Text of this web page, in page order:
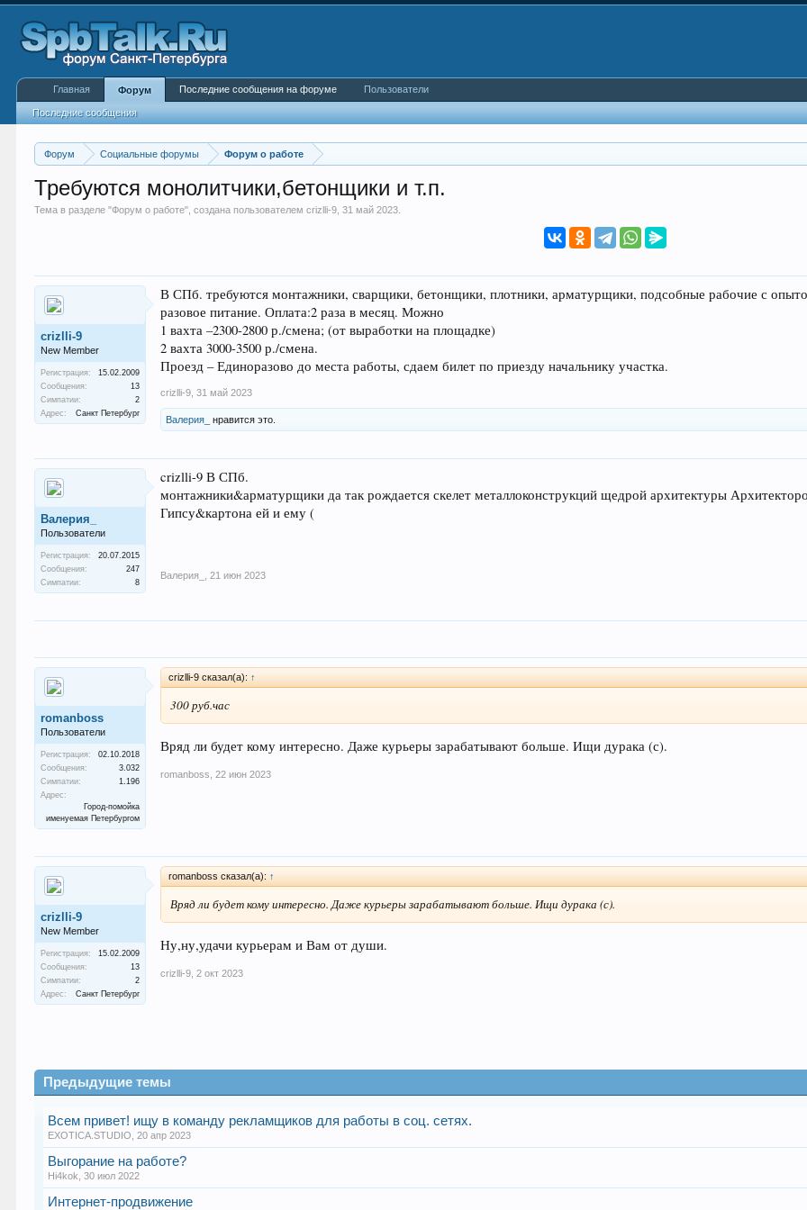
Форум Социальные форумы Форум о работе
Требуются монолитчики,бетонщики и т.п.
Тема в разделе "Форум о работе", создана пользователемcrizlli-9 ,31 май 2023
crizlli-9
New Member
Регистрация:
15.02.2009
Сообщения:
13
Симпатии:
2
Адрес:
Санкт Петербург
В СПб. требуются монтажники, сварщики, бетонщики, плотники, арматурщики, подсобные рабочие с
разовое питание. Оплата:2 раза в месяц. Можно
1 вахта –2300-2800 р./смена; (от выработки на площадке)
2 вахта 3000-3500 р./смена.
Проезд – Единоразово до места работы, сдаем билет по приезду начальнику участка.
crizlli-9 31 май 2023
Валерия_ нравится это.
Валерия_
Пользователи
Регистрация:
20.07.2015
Сообщения:
247
Симпатии:
8
crizlli-9 В СПб.
монтажники&арматурщики да так рождается скелет металлоконструкций щедрой архитектуры
Гипсу&картона ей и ему (
Валерия_ 21 июн 2023
romanboss
Пользователи
Регистрация:
02.10.2018
Сообщения:
3.032
Симпатии:
1.196
Адрес:
Город-помойка
именуемая Петербургом
crizlli-9 сказал(а): ↑
300 руб.час
Вряд ли будет кому интересно. Даже курьеры зарабатывают больше. Ищи дурака (с).
romanboss 22 июн 2023
crizlli-9
New Member
Регистрация:
15.02.2009
Сообщения:
13
Симпатии:
2
Адрес:
Санкт Петербург
romanboss сказал(а): ↑
Вряд ли будет кому интересно. Даже курьеры зарабатывают больше. Ищи дурака (с).
Ну,ну,удачи курьерам и Вам от души.
crizlli-9 2 окт 2023
Предыдущие темы
Всем привет! ищу в команду рекламщиков для работы в соц. сетях.
EXOTICA.STUDIO ,20 апр 2023
Выгорание на работе?
Hi4kok ,30 июл 2022
Интернет-продвижение
Главная Форум
Последние сообщения
Последние сообщения на форуме Пользователи